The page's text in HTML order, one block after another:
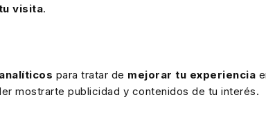
visita.
para tratar de mejorar tu experiencia
mostrarte publicidad y contenidos de tu interés.
de marca